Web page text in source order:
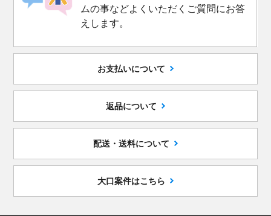
ムの事などよくいただくご質問にお答
えします。
お支払いについて
返品について
配送・送料について
大口案件はこちら